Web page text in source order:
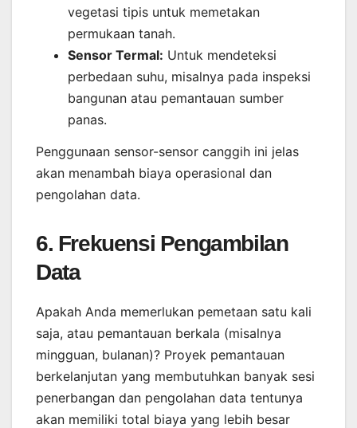
vegetasi tipis untuk memetakan
permukaan tanah.
Sensor Termal: Untuk mendeteksi
perbedaan suhu, misalnya pada inspeksi
bangunan atau pemantauan sumber
panas.
Penggunaan sensor-sensor canggih ini jelas
akan menambah biaya operasional dan
pengolahan data.
6. Frekuensi Pengambilan
Data
Apakah Anda memerlukan pemetaan satu kali
saja, atau pemantauan berkala (misalnya
mingguan, bulanan)? Proyek pemantauan
berkelanjutan yang membutuhkan banyak sesi
penerbangan dan pengolahan data tentunya
akan memiliki total biaya yang lebih besar